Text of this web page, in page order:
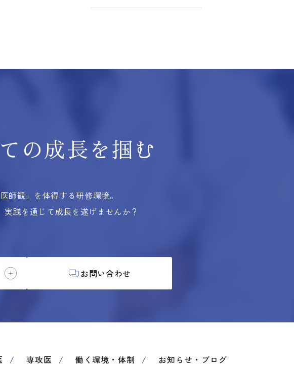
の成長を掴む
師観」を体得する研修環境。
践を通じて成長を遂げませんか？
お問い合わせ
専攻医 働く環境・体制 お知らせ・ブログ